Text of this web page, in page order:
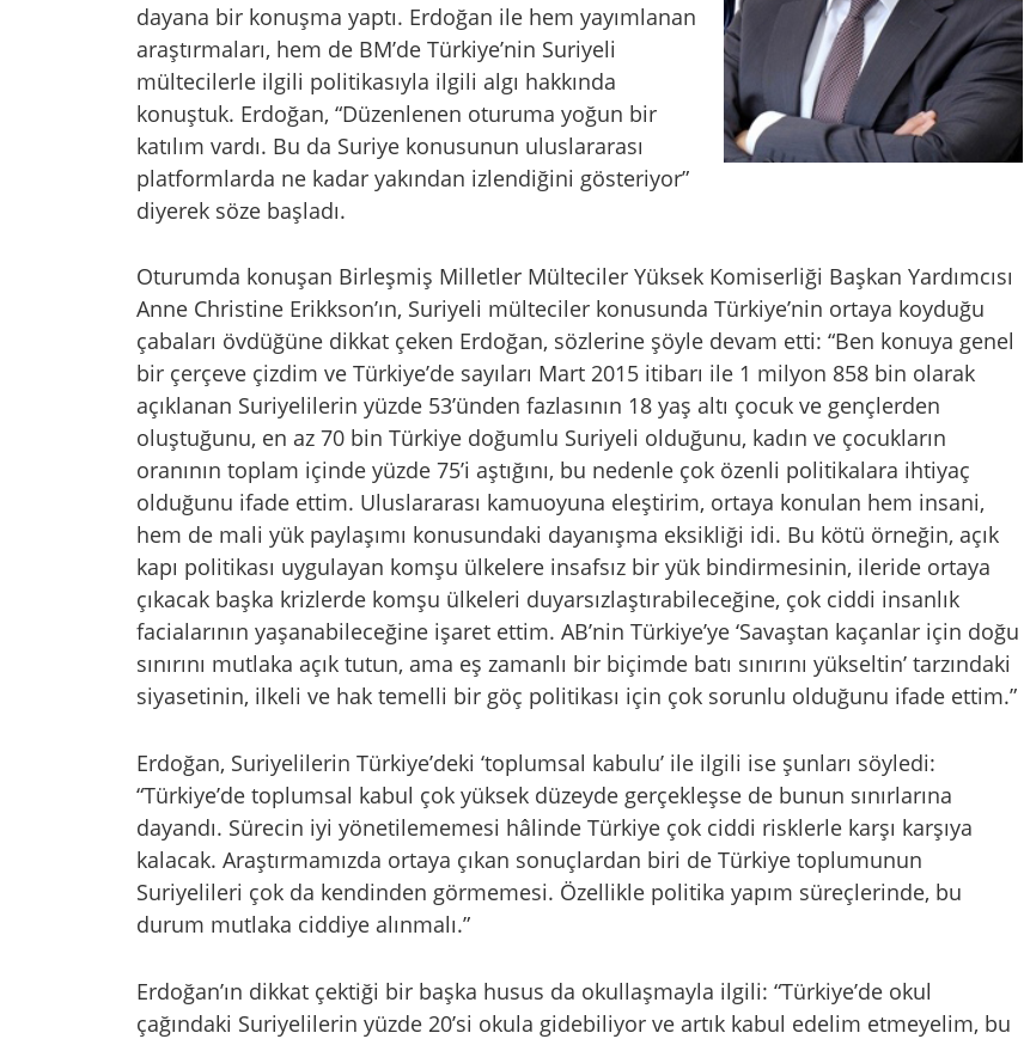
dayana bir konuşma yaptı. Erdoğan ile hem yayımlanan
araştırmaları, hem de BM’de Türkiye’nin Suriyeli
mültecilerle ilgili politikasıyla ilgili algı hakkında
konuştuk. Erdoğan, “Düzenlenen oturuma yoğun bir
katılım vardı. Bu da Suriye konusunun uluslararası
platformlarda ne kadar yakından izlendiğini gösteriyor”
diyerek söze başladı.
Oturumda konuşan Birleşmiş Milletler Mülteciler Yüksek Komiserliği Başkan Yardımcısı
Anne Christine Erikkson’ın, Suriyeli mülteciler konusunda Türkiye’nin ortaya koyduğu
çabaları övdüğüne dikkat çeken Erdoğan, sözlerine şöyle devam etti: “Ben konuya genel
bir çerçeve çizdim ve Türkiye’de sayıları Mart 2015 itibarı ile 1 milyon 858 bin olarak
açıklanan Suriyelilerin yüzde 53’ünden fazlasının 18 yaş altı çocuk ve gençlerden
oluştuğunu, en az 70 bin Türkiye doğumlu Suriyeli olduğunu, kadın ve çocukların
oranının toplam içinde yüzde 75’i aştığını, bu nedenle çok özenli politikalara ihtiyaç
olduğunu ifade ettim. Uluslararası kamuoyuna eleştirim, ortaya konulan hem insani,
hem de mali yük paylaşımı konusundaki dayanışma eksikliği idi. Bu kötü örneğin, açık
kapı politikası uygulayan komşu ülkelere insafsız bir yük bindirmesinin, ileride ortaya
çıkacak başka krizlerde komşu ülkeleri duyarsızlaştırabileceğine, çok ciddi insanlık
facialarının yaşanabileceğine işaret ettim. AB’nin Türkiye’ye ‘Savaştan kaçanlar için doğu
sınırını mutlaka açık tutun, ama eş zamanlı bir biçimde batı sınırını yükseltin’ tarzındaki
siyasetinin, ilkeli ve hak temelli bir göç politikası için çok sorunlu olduğunu ifade ettim.”
Erdoğan, Suriyelilerin Türkiye’deki ‘toplumsal kabulu’ ile ilgili ise şunları söyledi:
“Türkiye’de toplumsal kabul çok yüksek düzeyde gerçekleşse de bunun sınırlarına
dayandı. Sürecin iyi yönetilememesi hâlinde Türkiye çok ciddi risklerle karşı karşıya
kalacak. Araştırmamızda ortaya çıkan sonuçlardan biri de Türkiye toplumunun
Suriyelileri çok da kendinden görmemesi. Özellikle politika yapım süreçlerinde, bu
durum mutlaka ciddiye alınmalı.”
Erdoğan’ın dikkat çektiği bir başka husus da okullaşmayla ilgili: “Türkiye’de okul
çağındaki Suriyelilerin yüzde 20’si okula gidebiliyor ve artık kabul edelim etmeyelim, bu